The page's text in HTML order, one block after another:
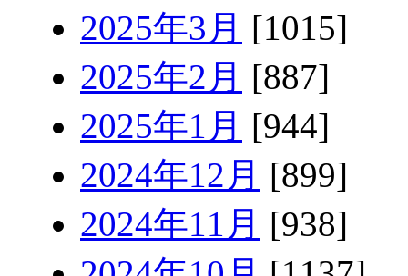
2025年3月 [1015]
2025年2月 [887]
2025年1月 [944]
2024年12月 [899]
2024年11月 [938]